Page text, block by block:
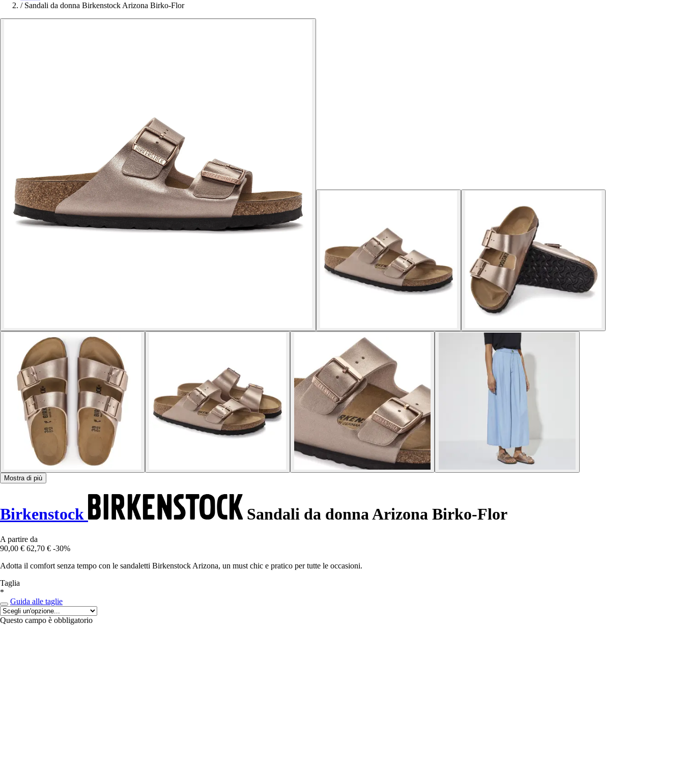
/ Sandali da donna Birkenstock Arizona Birko-Flor
Mostra di più
Birkenstock Sandali da donna Arizona Birko-Flor
A partire da
90,00 € 62,70 € -30%
Adotta il comfort senza tempo con le sandaletti Birkenstock Arizona, un must chic e pratico per tutte le occasioni.
Taglia
*
Guida alle taglie
Questo campo è obbligatorio